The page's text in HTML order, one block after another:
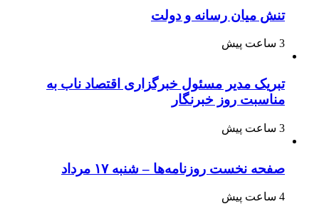
تنش میان رسانه و دولت
3 ساعت پیش
تبریک مدیر مسئول خبرگزاری اقتصاد ناب به
مناسبت روز خبرنگار
3 ساعت پیش
صفحه نخست روزنامه‌ها – شنبه ۱۷ مرداد
4 ساعت پیش